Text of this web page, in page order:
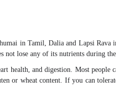
in Tamil, Dalia and Lapsi Rava
not lose any of its nutrients during the
health, and digestion. Most people
or wheat content. If you can